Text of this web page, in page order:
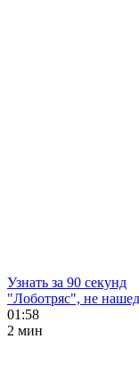
Узнать за 90 секунд
"Лоботряс", не
01:58
2 мин